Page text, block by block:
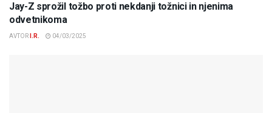
Jay-Z sprožil tožbo proti nekdanji tožnici in njenima
odvetnikoma
AVTOR I.R. 04/03/2025